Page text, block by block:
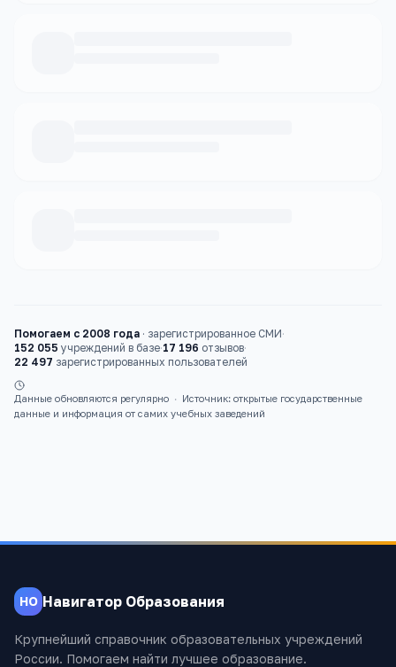
Помогаем с 2008 года · зарегистрированное СМИ·
152 055 учреждений в базе·17 196 отзывов·
22 497 зарегистрированных пользователей
Данные обновляются регулярно ·
Источник: открытые государственные
данные и информация от самих учебных заведений
НО Навигатор Образования
Крупнейший справочник образовательных учреждений
России. Помогаем найти лучшее образование.